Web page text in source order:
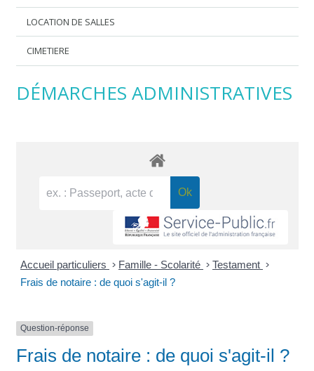
LOCATION DE SALLES
CIMETIERE
DÉMARCHES ADMINISTRATIVES
Accueil particuliers > Famille - Scolarité > Testament >
Frais de notaire : de quoi s'agit-il ?
Question-réponse
Frais de notaire : de quoi s'agit-il ?